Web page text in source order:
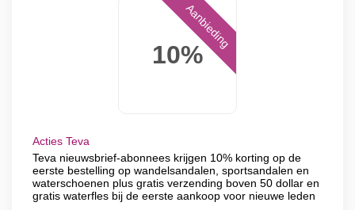
10%
Aanbieding
Acties Teva
Teva nieuwsbrief-abonnees krijgen 10% korting op de
eerste bestelling op wandelsandalen, sportsandalen en
waterschoenen plus gratis verzending boven 50 dollar en
gratis waterfles bij de eerste aankoop voor nieuwe leden